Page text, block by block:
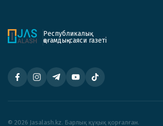
Республикалық
қоғамдық-саяси газеті
© 2026 Jasalash.kz. Барлық құқық қорғалған.